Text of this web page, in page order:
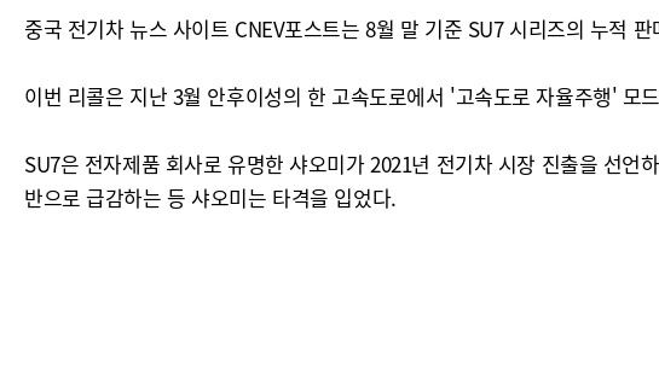
중국 전기차 뉴스 사이트 CNEV포스트는 8월 말 기준 SU7 시리즈의 누적
이번 리콜은 지난 3월 안후이성의 한 고속도로에서 '고속도로 자율주행'
SU7은 전자제품 회사로 유명한 샤오미가 2021년 전기차 시장 진출을 선
반으로 급감하는 등 샤오미는 타격을 입었다.